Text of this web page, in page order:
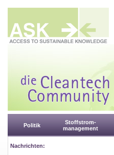
Politik
Stoffstrom-
management
Nachrichten: